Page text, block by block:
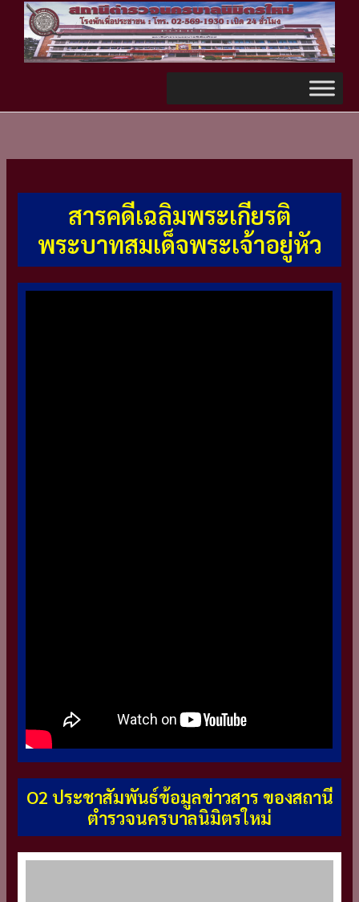
content
สารคดีเฉลิมพระเกียรติ
พระบาทสมเด็จพระเจ้าอยู่หัว
O2 ประชาสัมพันธ์ข้อมูลข่าวสาร ของสถานี
ตำรวจนครบาลนิมิตรใหม่
TikTok